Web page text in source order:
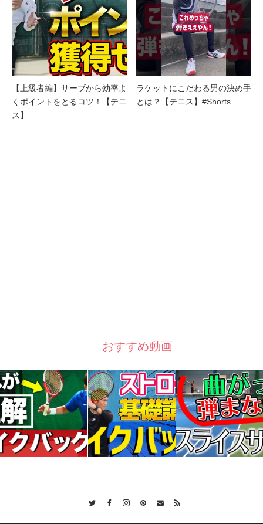
【上級者編】サーブから効率よ
くポイントをとるコツ！【テニ
ス】
ラケットにこだわる男の決め手
とは？【テニス】#Shorts
おすすめ動画